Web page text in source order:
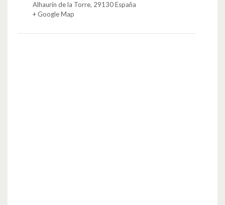
Alhaurín de la Torre, 29130España
+ Google Map